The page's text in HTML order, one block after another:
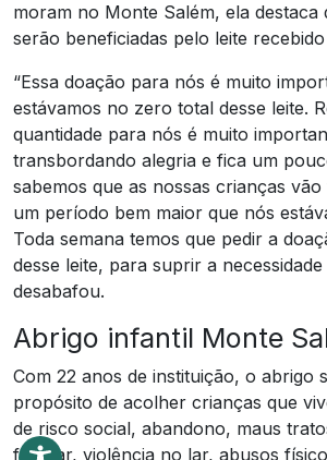
moram no Monte Salém, ela destaca
serão beneficiadas pelo leite
“Essa doação para nós é muito
estávamos no zero total desse leite.
quantidade para nós é muito
transbordando alegria e fica um
sabemos que as nossas crianças
um período bem maior que nós
Toda semana temos que pedir a
desse leite, para suprir a necessidade
desabafou.
Abrigo infantil Monte
Com 22 anos de instituição, o abrigo
propósito de acolher crianças que
de risco social, abandono, maus
familiar, violência no lar, abusos